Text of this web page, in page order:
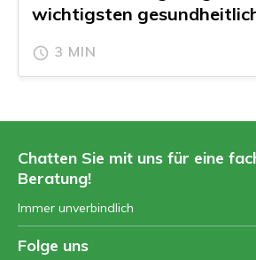
wichtigsten
3 MIN
Chatten Sie mit uns für eine
Beratung!
Immer unverbindlich
Folge uns